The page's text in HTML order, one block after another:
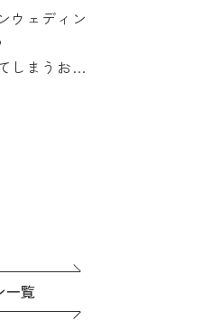
ウェディン
しまうお得
場。名古
気です♪高
し。
◎準備もゆ
一覧